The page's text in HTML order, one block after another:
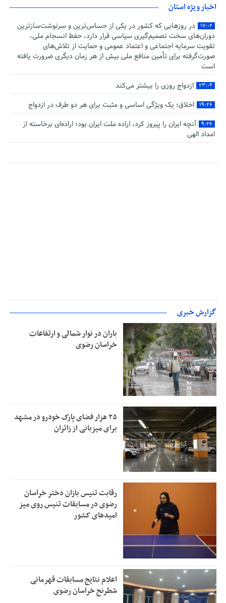
اخبار ویژه استان
۱۷:۰۲
در روزهایی که کشور در یکی از حساس‌ترین و سرنوشت‌سازترین
دوران‌های سخت تصمیم‌گیری سیاسی قرار دارد، حفظ انسجام ملی،
تقویت سرمایه اجتماعی و اعتماد عمومی و حمایت از تلاش‌های
صورت‌گرفته برای تأمین منافع ملی بیش از هر زمان دیگری ضرورت یافته
است
۲۳:۰۴ ازدواج روزی را بیشتر می‌کند
۱۹:۲۶ اخلاق؛ یک ویژگی اساسی و مثبت برای هر دو طرف در ازدواج
۹:۲۶
آنچه ایران را پیروز کرد، اراده ملت ایران بود؛ اراده‌ای برخاسته از
امداد الهی
گزارش خبری
باران در نوار شمالی و ارتفاعات
خراسان رضوی
۲۵ هزار فضای پارک خودرو در مشهد
برای میزبانی از زائران
رقابت تنیس بازان دختر خراسان
رضوی در مسابقات تنیس روی میز
امیدهای کشور
اعلام نتایج مسابقات قهرمانی
شطرنج خراسان رضوی